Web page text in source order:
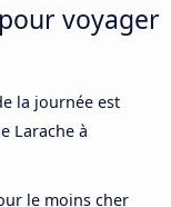
voyager
la journée est
Larache à
le moins cher